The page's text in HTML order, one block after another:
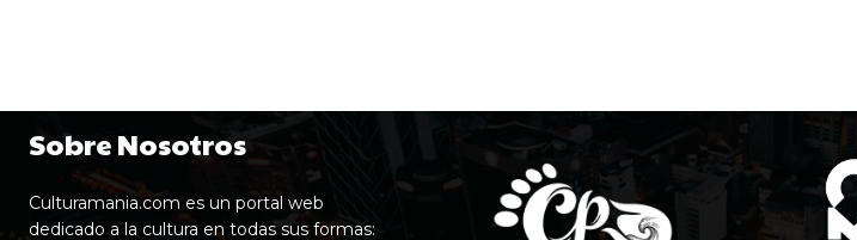
Sobre Nosotros
Culturamania.com es un portal web
dedicado a la cultura en todas sus formas: